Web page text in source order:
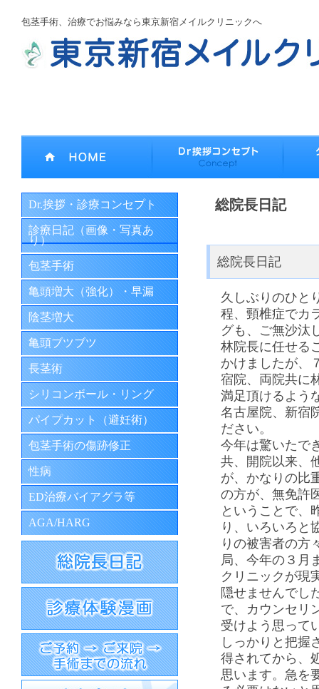
包茎手術、治療でお悩みなら東京新宿メイルクリニックへ
総院長日記
総院長日記
久しぶりのひと
程、頸椎症でカ
グも、ご無沙汰
林院長に任せる
かけましたが、
宿院、両院共に
満足頂けるよう
名古屋院、新宿
ださい。
今年は驚いたで
共、開院以来、
が、かなりの比
の方が、無免許
ということで、
り、いろいろと
りの被害者の方
局、今年の３月
クリニックが現
隠せませんでし
で、カウンセリ
受けよう思って
しっかりと把握
得されてから、
思います。急を
Dr.挨拶・診療コンセプト
診療日記（画像・写真あ
り）
包茎手術
亀頭増大（強化）・早漏
陰茎増大
亀頭ブツブツ
長茎術
シリコンボール・リング
パイプカット（避妊術）
包茎手術の傷跡修正
性病
ED治療バイアグラ等
AGA/HARG